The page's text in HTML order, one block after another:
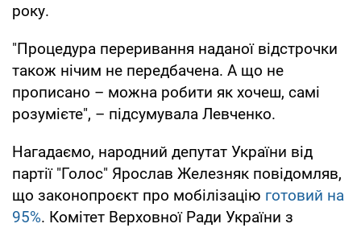
року.
"Процедура переривання наданої відстрочки
також нічим не передбачена. А що не
прописано – можна робити як хочеш, самі
розумієте", – підсумувала Левченко.
Нагадаємо, народний депутат України від
партії "Голос" Ярослав Железняк повідомляв,
що законопроєкт про мобілізацію готовий на
95%. Комітет Верховної Ради України з